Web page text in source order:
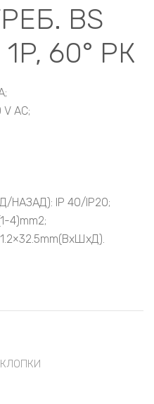
BS
60° РК
AC;
НАЗАД): IP 40/IP20;
4)mm2;